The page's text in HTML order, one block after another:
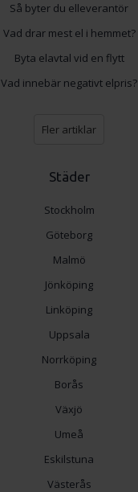
Så byter du elleverantör
Vad drar mest el i hemmet?
Byta elavtal vid en flytt
Vad innebär negativt elpris?
Fler artiklar
Städer
Stockholm
Göteborg
Malmö
Jönköping
Linköping
Uppsala
Norrköping
Borås
Växjö
Umeå
Eskilstuna
Västerås